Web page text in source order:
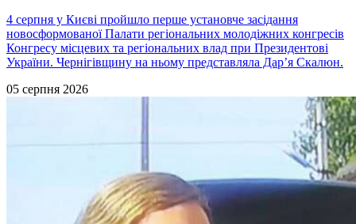
4 серпня у Києві пройшло перше установче засідання
новосформованої Палати регіональних молодіжних конгресів
Конгресу місцевих та регіональних влад при Президентові
України. Чернігівщину на ньому представляла Дарʼя Скалюн.
05 серпня 2026